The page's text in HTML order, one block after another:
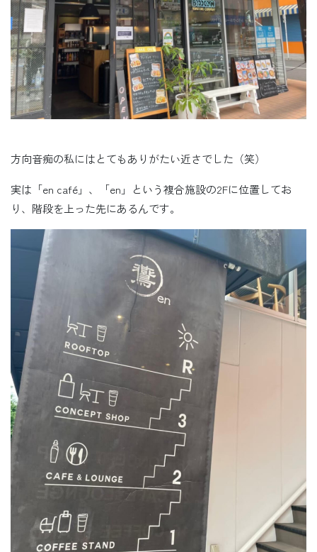
方向音痴の私にはとてもありがたい近さでした（笑）
実は「en café」、「en」という複合施設の2Fに位置してお
り、階段を上った先にあるんです。